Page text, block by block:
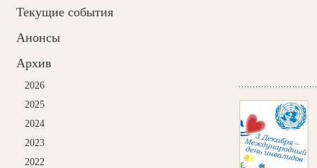
Текущие события
Анонсы
Архив
2026
2025
2024
2023
2022